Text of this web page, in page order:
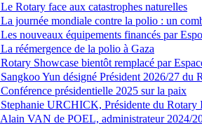
Rotary face aux catastrophes naturelles
journée mondiale contre la polio : un
nouveaux équipements financés par
réémergence de la polio à Gaza
Showcase bientôt remplacé par
Yun désigné Président 2026/27 du
présidentielle 2025 sur la paix
URCHICK, Présidente du Rotary
VAN de POEL, administrateur 2024/